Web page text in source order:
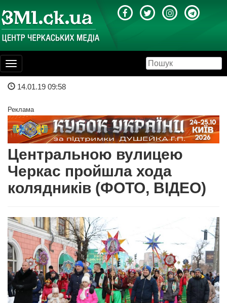
Toggle
navigation
14.01.19 09:58
Реклама
Центральною вулицею
Черкас пройшла хода
колядників (ФОТО, ВІДЕО)